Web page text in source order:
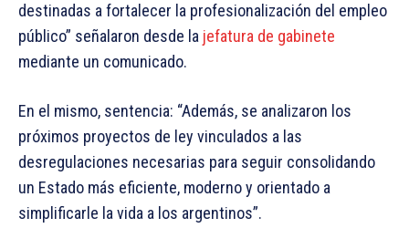
destinadas a fortalecer la profesionalización del empleo
público” señalaron desde la jefatura de gabinete
mediante un comunicado.
En el mismo, sentencia: “Además, se analizaron los
próximos proyectos de ley vinculados a las
desregulaciones necesarias para seguir consolidando
un Estado más eficiente, moderno y orientado a
simplificarle la vida a los argentinos”.